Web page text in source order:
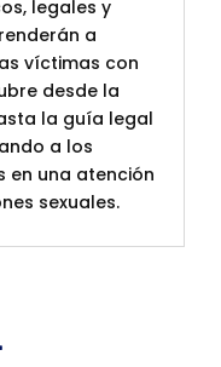
legales y
a
víctimas con
desde la
la guía legal
a los
en una atención
sexuales.